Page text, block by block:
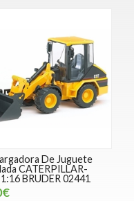
De Juguete
CATERPILLAR-
BRUDER 02441